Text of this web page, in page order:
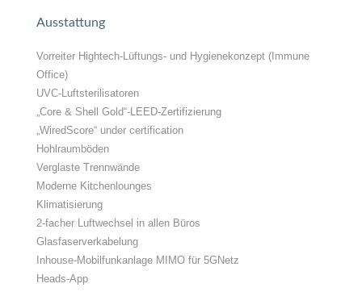
Ausstattung
Vorreiter Hightech-Lüftungs- und Hygienekonzept (Immune
Office)
UVC-Luftsterilisatoren
„Core & Shell Gold“-LEED-Zertifizierung
„WiredScore“ under certification
Hohlraumböden
Verglaste Trennwände
Moderne Kitchenlounges
Klimatisierung
2-facher Luftwechsel in allen Büros
Glasfaserverkabelung
Inhouse-Mobilfunkanlage MIMO für 5GNetz
Heads-App